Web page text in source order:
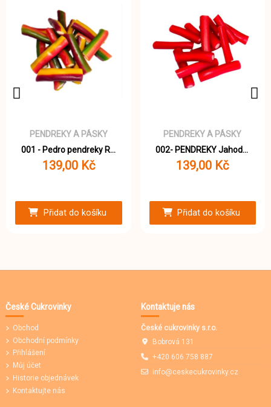
PENDREKY A PÁSKY
001 - Pedro pendreky Rainbow 1000g
139,00 Kč
Přidat do košíku
PENDREKY A PÁSKY
002- PENDREKY Jahoda 1000g
139,00 Kč
Přidat do košíku
České Cukrovinky
Obchod
Obchodní podmínky
Přihlášení
Můj účet
Historie objednávek
Kontaktujte nás
Kontaktuje nás
České cukrovinky s.r.o.
Bobrová 131
+420 606 758 887
info@ceskecukrovinky.cz